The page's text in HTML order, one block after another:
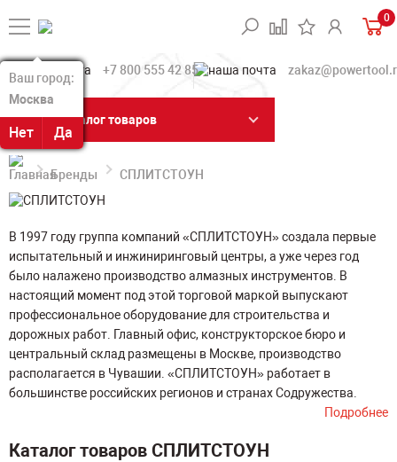
Ваш город:
Москва
Нет Да
Ваш город:
Москва
Нет Да
0
+7 800 555 42 85
Каталог товаров
Бренды СПЛИТСТОУН
В 1997 году группа компаний «СПЛИТСТОУН» создала первые
испытательный и инжиниринговый центры, а уже через год
было налажено производство алмазных инструментов. В
настоящий момент под этой торговой маркой выпускают
профессиональное оборудование для строительства и
дорожных работ. Главный офис, конструкторское бюро и
центральный склад размещены в Москве, производство
располагается в Чувашии. «СПЛИТСТОУН» работает в
большинстве российских регионов и странах Содружества.
Подробнее
Каталог товаров СПЛИТСТОУН